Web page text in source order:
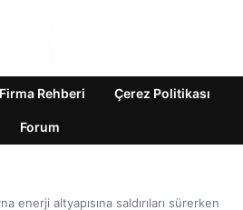
Firma Rehberi Çerez Politikası
Forum
enerji altyapısına saldırıları sürerken